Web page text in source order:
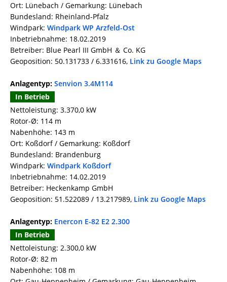
Ort: Lünebach / Gemarkung: Lünebach
Bundesland: Rheinland-Pfalz
Windpark: Windpark WP Arzfeld-Ost
Inbetriebnahme: 18.02.2019
Betreiber: Blue Pearl III GmbH ＆ Co. KG
Geoposition: 50.131733 / 6.331616, Link zu Google Maps
Anlagentyp: Senvion 3.4M114
In Betrieb
Nettoleistung: 3.370,0 kW
Rotor-Ø: 114 m
Nabenhöhe: 143 m
Ort: Koßdorf / Gemarkung: Koßdorf
Bundesland: Brandenburg
Windpark: Windpark Koßdorf
Inbetriebnahme: 14.02.2019
Betreiber: Heckenkamp GmbH
Geoposition: 51.522089 / 13.217989, Link zu Google Maps
Anlagentyp: Enercon E-82 E2 2.300
In Betrieb
Nettoleistung: 2.300,0 kW
Rotor-Ø: 82 m
Nabenhöhe: 108 m